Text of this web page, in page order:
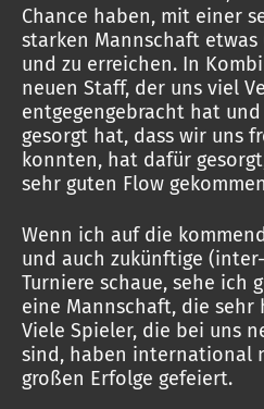
Chance haben, mit einer
starken Mannschaft etwas
und zu erreichen. In
neuen Staff, der uns viel
entgegengebracht hat
gesorgt hat, dass wir uns
konnten, hat dafür
sehr guten Flow
Wenn ich auf die
und auch zukünftige
Turniere schaue, sehe ich
eine Mannschaft, die sehr
Viele Spieler, die bei uns
sind, haben international
großen Erfolge gefeiert.